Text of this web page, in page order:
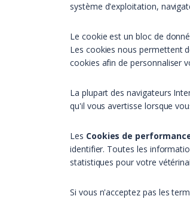
système d'exploitation,
Le cookie est un bloc de
Les cookies nous permettent
cookies afin de personnaliser
La plupart des navigateurs
qu'il vous avertisse lorsque
Les Cookies de
identifier. Toutes les
statistiques pour votre
Si vous n'acceptez pas les